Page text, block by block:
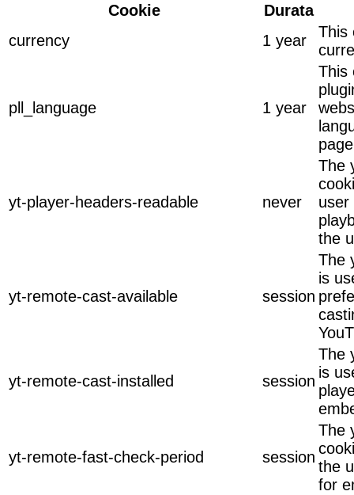
Cookie
Durata
currency
1 year
This
pll_language 1 year
This
yt-player-headers-readable never
The
user
the
yt-remote-cast-available session
The
is
yt-remote-cast-installed session
The
is
yt-remote-fast-check-period session
The
the
for